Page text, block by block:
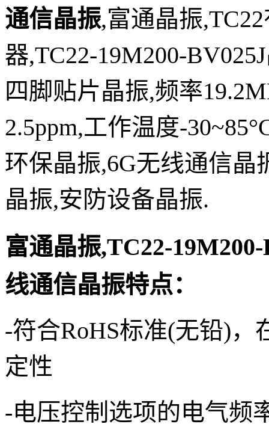
通信晶振,富通晶振,TC22
器,TC22-19M200-BV025J
四脚贴片晶振,频率
2.5ppm,工作温度-
环保晶振,6G无线通信
晶振,安防设备晶振.
富通晶振,TC22-
线通信晶振特点：
-符合RoHS标准(无铅)
定性
-电压控制选项的电气频